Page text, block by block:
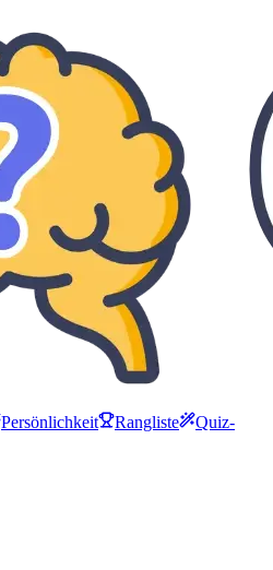
Persönlichkeit Rangliste
Quiz-